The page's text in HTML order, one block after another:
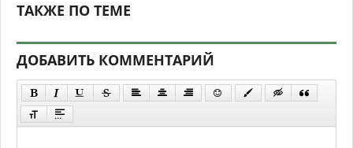
ТАКЖЕ ПО ТЕМЕ
ДОБАВИТЬ КОММЕНТАРИЙ